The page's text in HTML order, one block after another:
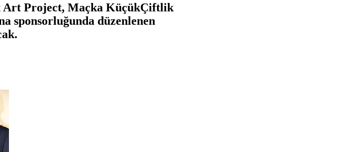
Art Project, Maçka KüçükÇiftlik
sponsorluğunda düzenlenen